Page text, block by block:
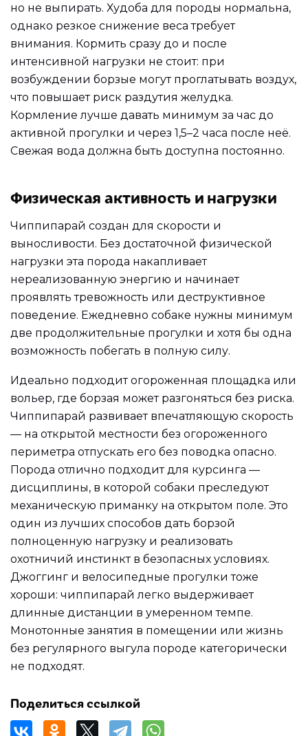
но не выпирать. Худоба для породы нормальна,
однако резкое снижение веса требует
внимания. Кормить сразу до и после
интенсивной нагрузки не стоит: при
возбуждении борзые могут проглатывать воздух,
что повышает риск раздутия желудка.
Кормление лучше давать минимум за час до
активной прогулки и через 1,5–2 часа после неё.
Свежая вода должна быть доступна постоянно.
Физическая активность и нагрузки
Чиппипарай создан для скорости и
выносливости. Без достаточной физической
нагрузки эта порода накапливает
нереализованную энергию и начинает
проявлять тревожность или деструктивное
поведение. Ежедневно собаке нужны минимум
две продолжительные прогулки и хотя бы одна
возможность побегать в полную силу.
Идеально подходит огороженная площадка или
вольер, где борзая может разгоняться без риска.
Чиппипарай развивает впечатляющую скорость
— на открытой местности без огороженного
периметра отпускать его без поводка опасно.
Порода отлично подходит для курсинга —
дисциплины, в которой собаки преследуют
механическую приманку на открытом поле. Это
один из лучших способов дать борзой
полноценную нагрузку и реализовать
охотничий инстинкт в безопасных условиях.
Джоггинг и велосипедные прогулки тоже
хороши: чиппипарай легко выдерживает
длинные дистанции в умеренном темпе.
Монотонные занятия в помещении или жизнь
без регулярного выгула породе категорически
не подходят.
Поделиться ссылкой